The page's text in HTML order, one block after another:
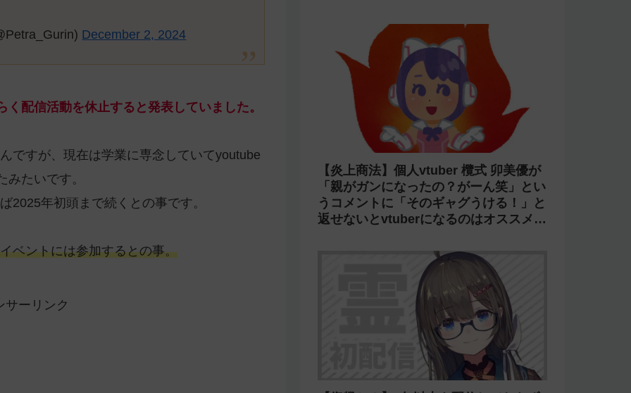
December 2, 2024
配信活動を休止すると発表していました。
ですが、現在は学業に専念していてyoutube
たいです。
2025年初頭まで続くとの事です。
ベントには参加するとの事。
サーリンク
【炎上商法】個人vtuber 欖式 卯美優が
「親がガンになったの？がーん笑」とい
うコメントに「そのギャグうける！」と
返せないとvtuberになるのはオススメし